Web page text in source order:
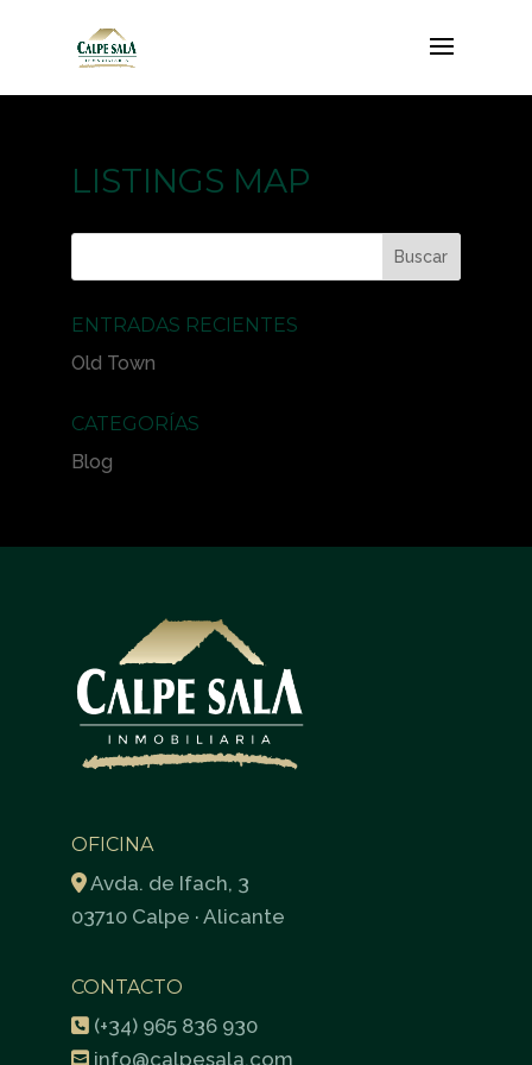
LISTINGS MAP
ENTRADAS RECIENTES
Old Town
CATEGORÍAS
Blog
OFICINA
Avda. de Ifach, 3
03710 Calpe · Alicante
CONTACTO
(+34) 965 836 930
info@calpesala.com